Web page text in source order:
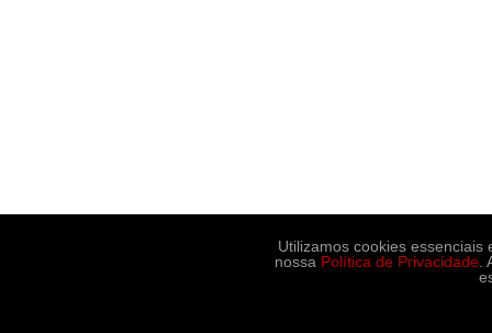
Utilizamos cookies
nossa Política de Privacidade